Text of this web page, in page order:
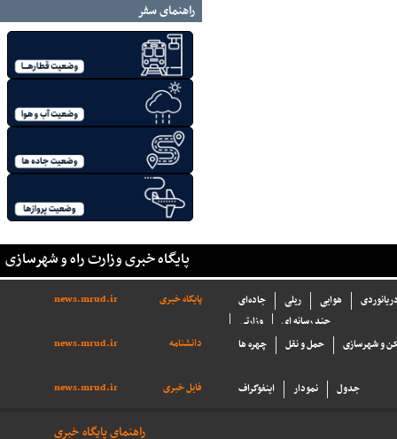
راهنمای سفر
پایگاه خبری وزارت راه و شهرسازی
پایگاه خبری news.mrud.ir جاده‌ای ریلی هوایی
وزارتی
چند رسانه ای
دانشنامه
news.mrud.ir چهره ها حمل و نقل و شهرسازی
فایل خبری news.mrud.ir اینفوگراف نمودار جدول
راهنمای پایگاه خبری